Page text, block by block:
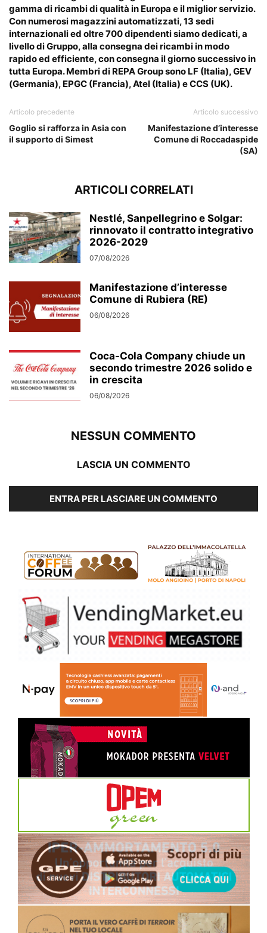
gamma di ricambi di qualità in Europa e il miglior servizio.
Con numerosi magazzini automatizzati, 13 sedi
internazionali ed oltre 700 dipendenti siamo dedicati, a
livello di Gruppo, alla consegna dei ricambi in modo
rapido ed efficiente, con consegna il giorno successivo in
tutta Europa. Membri di REPA Group sono LF (Italia), GEV
(Germania), EPGC (Francia), Atel (Italia) e CCS (UK).
Articolo precedente
Goglio si rafforza in Asia con
il supporto di Simest
Articolo successivo
Manifestazione d’interesse
Comune di Roccadaspide
(SA)
ARTICOLI CORRELATI
Nestlé, Sanpellegrino e Solgar:
rinnovato il contratto integrativo
2026-2029
07/08/2026
Manifestazione d’interesse
Comune di Rubiera (RE)
06/08/2026
Coca-Cola Company chiude un
secondo trimestre 2026 solido e
in crescita
06/08/2026
NESSUN COMMENTO
LASCIA UN COMMENTO
ENTRA PER LASCIARE UN COMMENTO